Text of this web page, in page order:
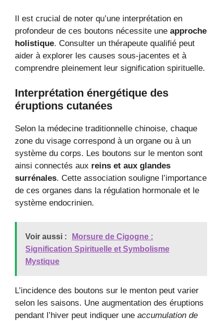
Il est crucial de noter qu’une interprétation en
profondeur de ces boutons nécessite une approche
holistique. Consulter un thérapeute qualifié peut
aider à explorer les causes sous-jacentes et à
comprendre pleinement leur signification spirituelle.
Interprétation énergétique des
éruptions cutanées
Selon la médecine traditionnelle chinoise, chaque
zone du visage correspond à un organe ou à un
système du corps. Les boutons sur le menton sont
ainsi connectés aux reins et aux glandes
surrénales. Cette association souligne l’importance
de ces organes dans la régulation hormonale et le
système endocrinien.
Voir aussi :
Morsure de Cigogne :
Signification Spirituelle et Symbolisme
Mystique
L’incidence des boutons sur le menton peut varier
selon les saisons. Une augmentation des éruptions
pendant l’hiver peut indiquer une accumulation de